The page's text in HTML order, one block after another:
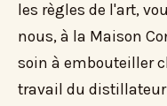
les règles de l'art,
nous, à la Maison
soin à embouteiller
travail du distillateur